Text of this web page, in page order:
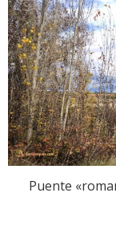
Puente